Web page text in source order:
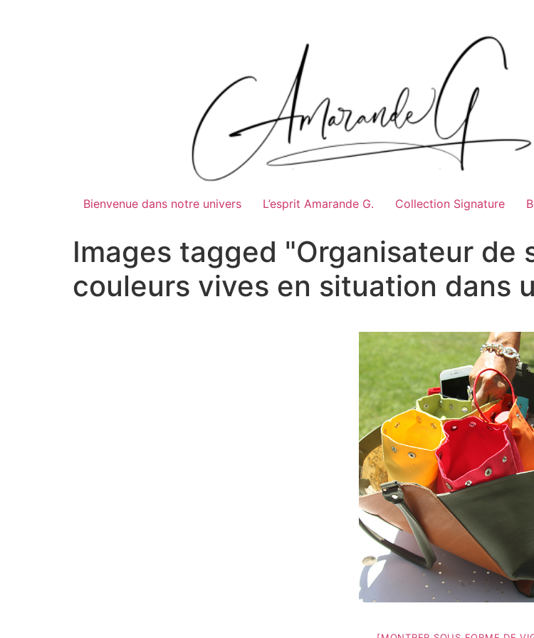
Bienvenue dans notre univers L’esprit Amarande G. Collection Signature
Images tagged "Organisateur de
couleurs vives en situation dans